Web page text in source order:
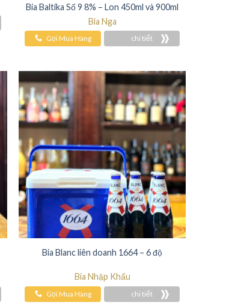
Bia Baltika Số 9 8% – Lon 450ml và 900ml
Bia Nga
Gọi Mua Hàng chi tiết
Bia Blanc liên doanh 1664 – 6 độ
Bia Nhập Khẩu
Gọi Mua Hàng chi tiết